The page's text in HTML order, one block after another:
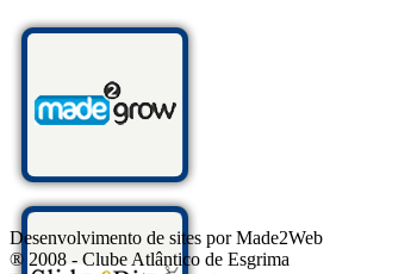
Desenvolvimento de sites por Made2Web
® 2008 - Clube Atlântico de Esgrima